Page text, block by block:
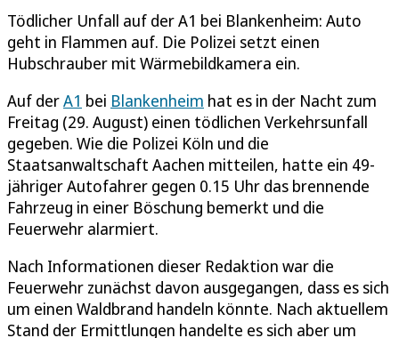
Tödlicher Unfall auf der A1 bei Blankenheim: Auto
geht in Flammen auf. Die Polizei setzt einen
Hubschrauber mit Wärmebildkamera ein.
Auf derA1 bei Blankenheim hat es in der Nacht zum
Freitag (29. August) einen tödlichen Verkehrsunfall
gegeben. Wie die Polizei Köln und die
Staatsanwaltschaft Aachen mitteilen, hatte ein 49-
jähriger Autofahrer gegen 0.15 Uhr das brennende
Fahrzeug in einer Böschung bemerkt und die
Feuerwehr alarmiert.
Nach Informationen dieser Redaktion war die
Feuerwehr zunächst davon ausgegangen, dass es sich
um einen Waldbrand handeln könnte. Nach aktuellem
Stand der Ermittlungen handelte es sich aber um